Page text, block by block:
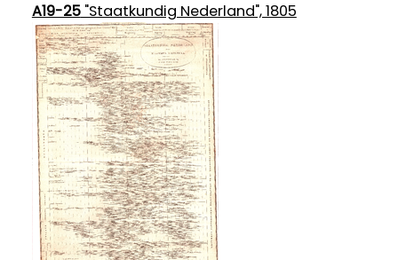
A19-25"Staatkundig Nederland", 1805